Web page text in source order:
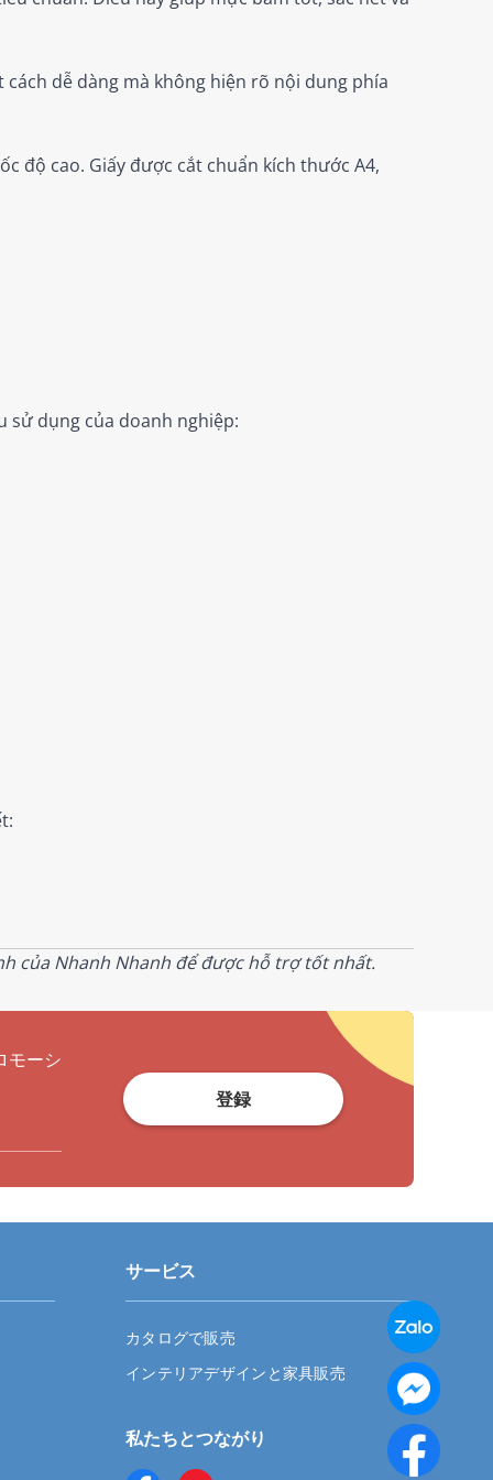
dễ dàng mà không hiện rõ nội dung phía
độ cao. Giấy được cắt chuẩn kích thước A4,
sử dụng của doanh nghiệp:
của Nhanh Nhanh để được hỗ trợ tốt nhất.
モーシ
登録
サービス
カタログで販売
インテリアデザインと家具販売
私たちとつながり